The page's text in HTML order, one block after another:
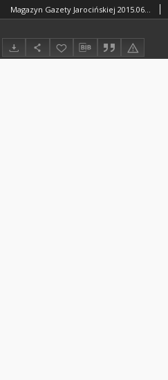
Magazyn Gazety Jarocińskiej 2015.06.16 Nr25(418)